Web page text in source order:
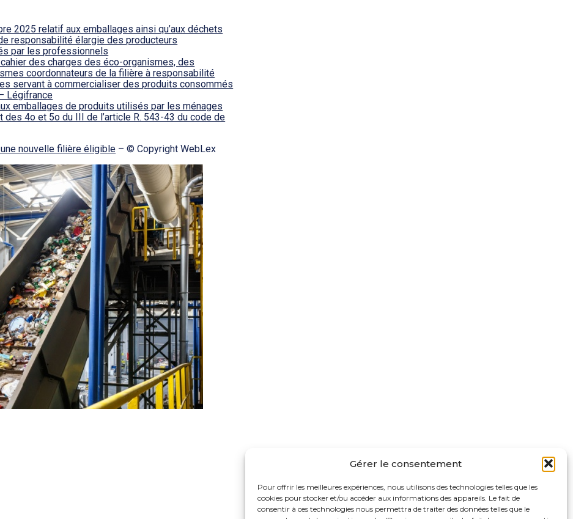
Gérer le consentement
Pour offrir les meilleures expériences, nous utilisons des technologies telles que les
cookies pour stocker et/ou accéder aux informations des appareils. Le fait de
consentir à ces technologies nous permettra de traiter des données telles que le
2025 relatif aux emballages ainsi qu’aux déchets
responsabilité élargie des producteurs
par les professionnels
des charges des éco-organismes, des
coordonnateurs de la filière à responsabilité
servant à commercialiser des produits consommés
Légifrance
emballages de produits utilisés par les ménages
4o et 5o du III de l’article R. 543-43 du code de
nouvelle filière éligible – © Copyright WebLex